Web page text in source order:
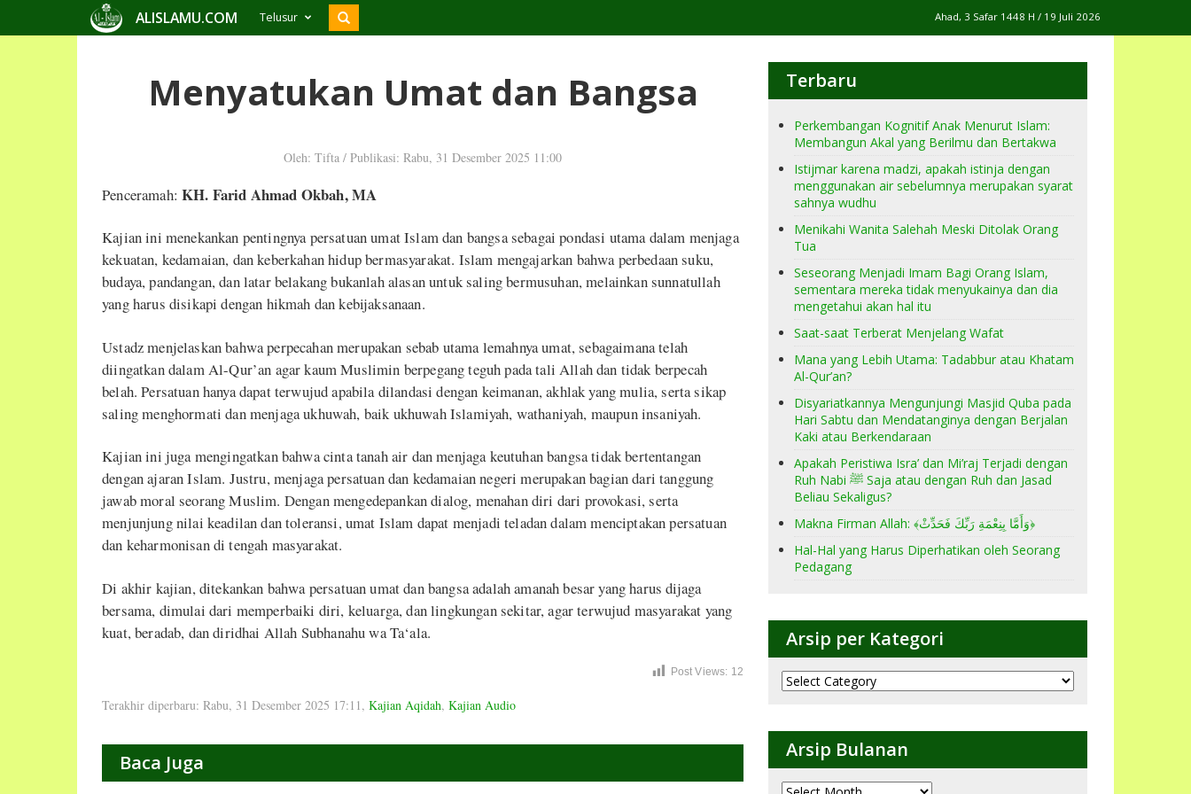
ALISLAMU.COM Telusur Ahad, 3 Safar 1448 H / 19 Juli 2026
Menyatukan Umat dan Bangsa
Oleh: Tifta / Publikasi: Rabu, 31 Desember 2025 11:00
Penceramah:KH. Farid Ahmad Okbah, MA
Kajian ini menekankan pentingnya persatuan umat Islam dan bangsa sebagai pondasi utama dalam menjaga
kekuatan, kedamaian, dan keberkahan hidup bermasyarakat. Islam mengajarkan bahwa perbedaan suku,
budaya, pandangan, dan latar belakang bukanlah alasan untuk saling bermusuhan, melainkan sunnatullah
yang harus disikapi dengan hikmah dan kebijaksanaan.
Ustadz menjelaskan bahwa perpecahan merupakan sebab utama lemahnya umat, sebagaimana telah
diingatkan dalam Al-Qur’an agar kaum Muslimin berpegang teguh pada tali Allah dan tidak berpecah
belah. Persatuan hanya dapat terwujud apabila dilandasi dengan keimanan, akhlak yang mulia, serta sikap
saling menghormati dan menjaga ukhuwah, baik ukhuwah Islamiyah, wathaniyah, maupun insaniyah.
Kajian ini juga mengingatkan bahwa cinta tanah air dan menjaga keutuhan bangsa tidak bertentangan
dengan ajaran Islam. Justru, menjaga persatuan dan kedamaian negeri merupakan bagian dari tanggung
jawab moral seorang Muslim. Dengan mengedepankan dialog, menahan diri dari provokasi, serta
menjunjung nilai keadilan dan toleransi, umat Islam dapat menjadi teladan dalam menciptakan persatuan
dan keharmonisan di tengah masyarakat.
Di akhir kajian, ditekankan bahwa persatuan umat dan bangsa adalah amanah besar yang harus dijaga
bersama, dimulai dari memperbaiki diri, keluarga, dan lingkungan sekitar, agar terwujud masyarakat yang
kuat, beradab, dan diridhai Allah Subhanahu wa Ta‘ala.
Post Views: 12
Terakhir diperbaru: Rabu, 31 Desember 2025 17:11, Kajian Aqidah, Kajian Audio
Baca Juga
Terbaru
Perkembangan Kognitif Anak Menurut Islam:
Membangun Akal yang Berilmu dan Bertakwa
Istijmar karena madzi, apakah istinja dengan
menggunakan air sebelumnya merupakan syarat
sahnya wudhu
Menikahi Wanita Salehah Meski Ditolak Orang
Tua
Seseorang Menjadi Imam Bagi Orang Islam,
sementara mereka tidak menyukainya dan dia
mengetahui akan hal itu
Saat-saat Terberat Menjelang Wafat
Mana yang Lebih Utama: Tadabbur atau Khatam
Al-Qur’an?
Disyariatkannya Mengunjungi Masjid Quba pada
Hari Sabtu dan Mendatanginya dengan Berjalan
Kaki atau Berkendaraan
Apakah Peristiwa Isra’ dan Mi’raj Terjadi dengan
Ruh Nabi ﷺ Saja atau dengan Ruh dan Jasad
Beliau Sekaligus?
Makna Firman Allah: ﴾وَأَمَّا بِنِعْمَةِ رَبِّكَ فَحَدِّثْ﴿
Hal-Hal yang Harus Diperhatikan oleh Seorang
Pedagang
Arsip per Kategori
Arsip
per
Arsip Bulanan
Arsip